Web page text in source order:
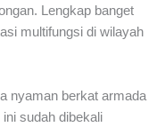
Lengkap banget
multifungsi di wilayah
nyaman berkat armada
sudah dibekali